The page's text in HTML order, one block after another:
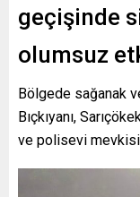
geçişinde
olumsuz
Bölgede sağanak
Bıçkıyanı,
ve polisevi